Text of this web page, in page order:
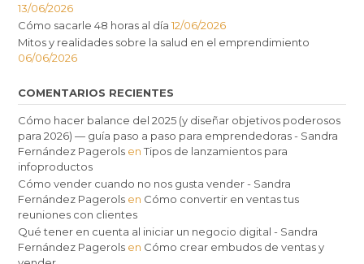
13/06/2026
Cómo sacarle 48 horas al día 12/06/2026
Mitos y realidades sobre la salud en el emprendimiento
06/06/2026
COMENTARIOS RECIENTES
Cómo hacer balance del 2025 (y diseñar objetivos poderosos
para 2026) — guía paso a paso para emprendedoras - Sandra
Fernández Pagerols enTipos de lanzamientos para
infoproductos
Cómo vender cuando no nos gusta vender - Sandra
Fernández Pagerols en Cómo convertir en ventas tus
reuniones con clientes
Qué tener en cuenta al iniciar un negocio digital - Sandra
Fernández Pagerols en Cómo crear embudos de ventas y